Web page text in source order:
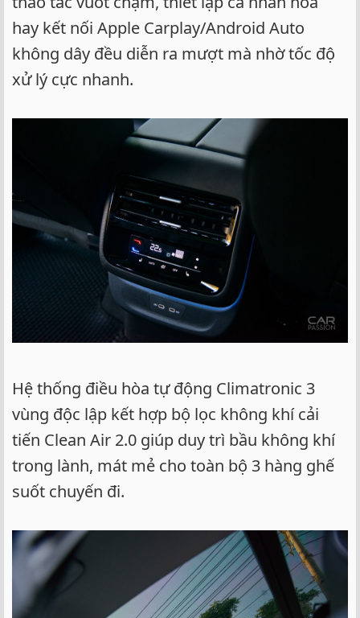
hay kết nối Apple Carplay/Android Auto
không dây đều diễn ra mượt mà nhờ tốc độ
xử lý cực nhanh.
Hệ thống điều hòa tự động Climatronic 3
vùng độc lập kết hợp bộ lọc không khí cải
tiến Clean Air 2.0 giúp duy trì bầu không khí
trong lành, mát mẻ cho toàn bộ 3 hàng ghế
suốt chuyến đi.